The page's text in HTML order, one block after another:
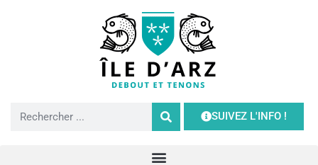
SUIVEZ L'INFO !